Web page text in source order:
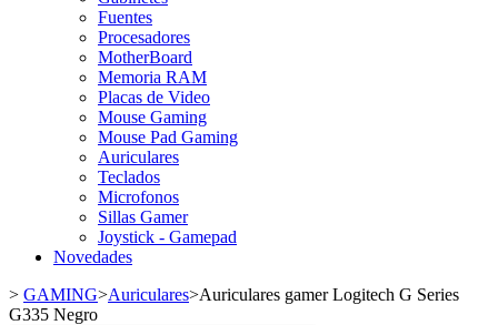
Fuentes
Procesadores
MotherBoard
Memoria RAM
Placas de Video
Mouse Gaming
Mouse Pad Gaming
Auriculares
Teclados
Microfonos
Sillas Gamer
Joystick - Gamepad
Novedades
> GAMING>Auriculares>Auriculares gamer Logitech G Series
G335 Negro